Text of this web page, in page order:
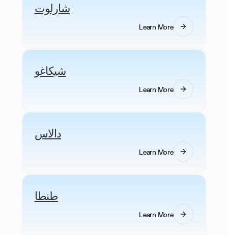
شارلوت
Learn More
شيكاغو
Learn More
دالاس
Learn More
طنطا
Learn More